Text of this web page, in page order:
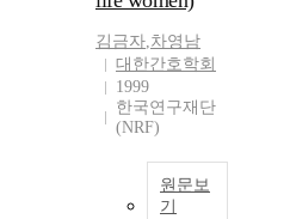
김금자,차영남
대한간호학회
1999
한국연구재단
(NRF)
원문보
기